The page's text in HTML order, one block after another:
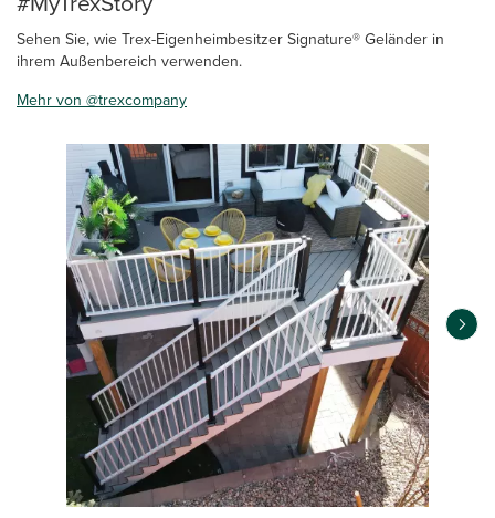
Sehen Sie, wie Trex-Eigenheimbesitzer Signature® Geländer in
ihrem Außenbereich verwenden.
Mehr von @trexcompany
Media Carousel
Carousel with product photos. Use the previous and next